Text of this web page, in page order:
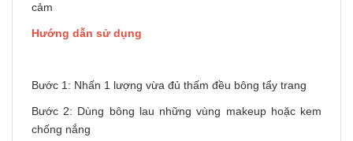
cảm
Hướng dẫn sử dụng
Bước 1: Nhấn 1 lượng vừa đủ thấm đều bông tẩy trang
Bước 2: Dùng bông lau những vùng makeup hoặc kem
chống nắng